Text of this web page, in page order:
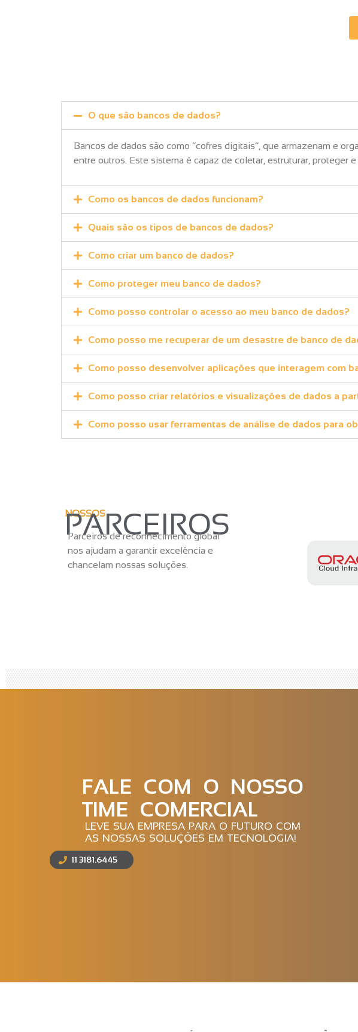
O que são bancos de dados?
Bancos de dados são como “cofres digitais”, que armazenam e
entre outros. Este sistema é capaz de coletar, estruturar, proteger
Como os bancos de dados funcionam?
Quais são os tipos de bancos de dados?
Como criar um banco de dados?
Como proteger meu banco de dados?
Como posso controlar o acesso ao meu banco de dados?
Como posso me recuperar de um desastre de banco de
Como posso desenvolver aplicações que interagem com
Como posso criar relatórios e visualizações de dados a
Como posso usar ferramentas de análise de dados para
NOSSOS
PARCEIROS
Parceiros de reconhecimento global
nos ajudam a garantir excelência e
chancelam nossas soluções.
FALE COM O NOSSO
TIME COMERCIAL
LEVE SUA EMPRESA PARA O FUTURO COM
AS NOSSAS SOLUÇÕES EM TECNOLOGIA!
11 3181.6445